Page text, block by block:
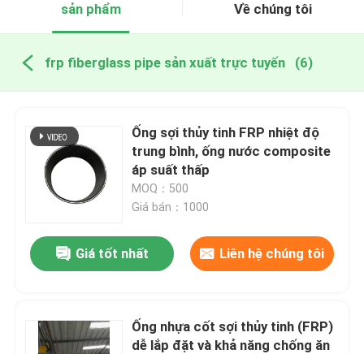
sản phẩm Về chúng tôi
frp fiberglass pipe sản xuất trực tuyến (6)
Ống sợi thủy tinh FRP nhiệt độ
trung bình, ống nước composite
áp suất thấp
MOQ：500
Giá bán：1000
Giá tốt nhất Liên hệ chúng tôi
Ống nhựa cốt sợi thủy tinh (FRP)
dễ lắp đặt và khả năng chống ăn